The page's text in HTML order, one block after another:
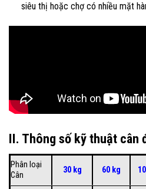
siêu thị hoặc chợ có nhiều mặt
II. Thông số kỹ thuật cân
Phân loại
Cân
30 kg 60 kg